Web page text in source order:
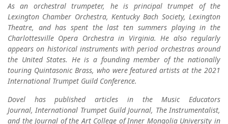
As an orchestral trumpeter, he is principal trumpet of the
Lexington Chamber Orchestra, Kentucky Bach Society, Lexington
Theatre, and has spent the last ten summers playing in the
Charlottesville Opera Orchestra in Virginia. He also regularly
appears on historical instruments with period orchestras around
the United States. He is a founding member of the nationally
touring Quintasonic Brass, who were featured artists at the 2021
International Trumpet Guild Conference.
Dovel has published articles in the Music Educators
Journal, International Trumpet Guild Journal, The Instrumentalist,
and the Journal of the Art College of Inner Mongolia University in